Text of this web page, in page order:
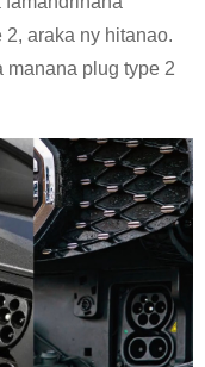
araka ny hitanao.
manana plug type 2